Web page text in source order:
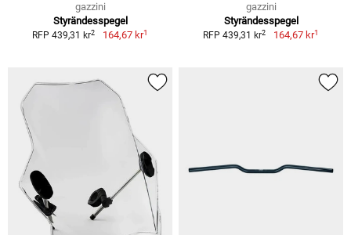
gazzini
Styrändesspegel
RFP 439,31 kr2 164,67 kr1
gazzini
Styrändesspegel
RFP 439,31 kr2 164,67 kr1